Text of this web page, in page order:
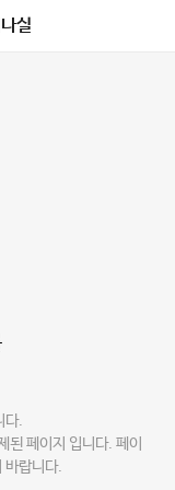
실
다.
된 페이지 입니다. 페이
바랍니다.